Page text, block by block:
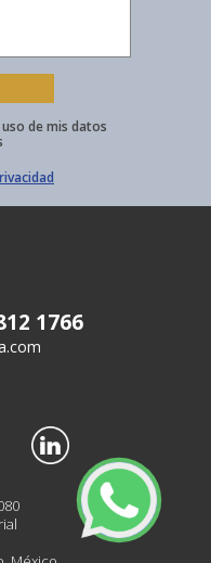
de mis datos
1766